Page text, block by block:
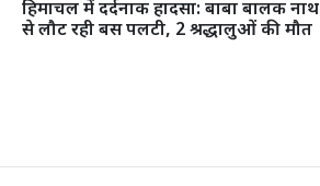
हिमाचल में दर्दनाक हादसा: बाबा बालक नाथ
से लौट रही बस पलटी, 2 श्रद्धालुओं की मौत